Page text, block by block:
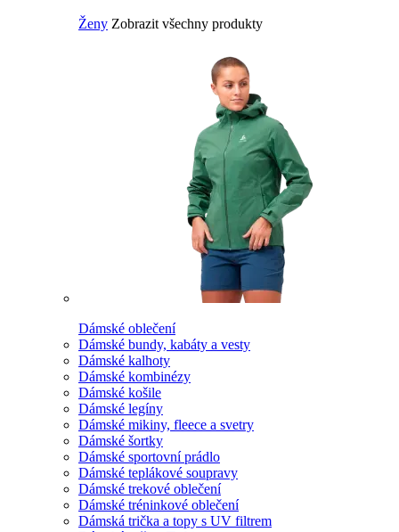
Ženy Zobrazit všechny produkty
Dámské oblečení
Dámské bundy, kabáty a vesty
Dámské kalhoty
Dámské kombinézy
Dámské košile
Dámské legíny
Dámské mikiny, fleece a svetry
Dámské šortky
Dámské sportovní prádlo
Dámské teplákové soupravy
Dámské trekové oblečení
Dámské tréninkové oblečení
Dámská trička a topy s UV filtrem